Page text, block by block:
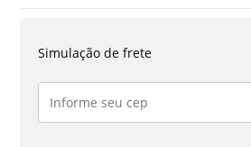
TAMPA
Simulação de frete